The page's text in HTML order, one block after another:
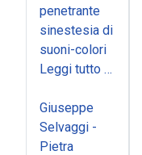
penetrante
sinestesia di
suoni-colori
Leggi tutto …
Giuseppe
Selvaggi -
Pietra